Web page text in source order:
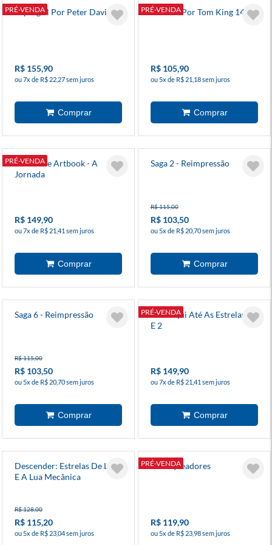
PRÉ-VENDA
Supergirl Por Peter David 6
R$ 155,90
ou 7x de R$ 22,27 sem juros
PRÉ-VENDA
Batman Por Tom King 14
R$ 105,90
ou 5x de R$ 21,18 sem juros
PRÉ-VENDA
Sense Life Artbook - A
Jornada
R$ 149,90
ou 7x de R$ 21,41 sem juros
Saga 2 - Reimpressão
R$ 115,00
R$ 103,50
ou 5x de R$ 20,70 sem juros
Saga 6 - Reimpressão
R$ 115,00
R$ 103,50
ou 5x de R$ 20,70 sem juros
PRÉ-VENDA
Kit Daqui Até As Estrelas 1
E 2
R$ 149,90
ou 7x de R$ 21,41 sem juros
Descender: Estrelas De Lata
E A Lua Mecânica
R$ 128,00
R$ 115,20
ou 5x de R$ 23,04 sem juros
PRÉ-VENDA
Os Saqueadores
R$ 119,90
ou 5x de R$ 23,98 sem juros